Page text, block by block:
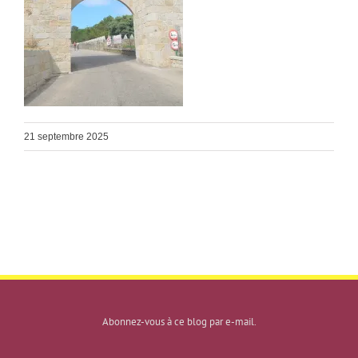
21 septembre 2025
Abonnez-vous à ce blog par e-mail.